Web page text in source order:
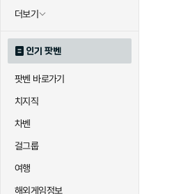
더보기
인기 팟벤
팟벤 바로가기
치지직
차벤
걸그룹
여행
해외게임정보